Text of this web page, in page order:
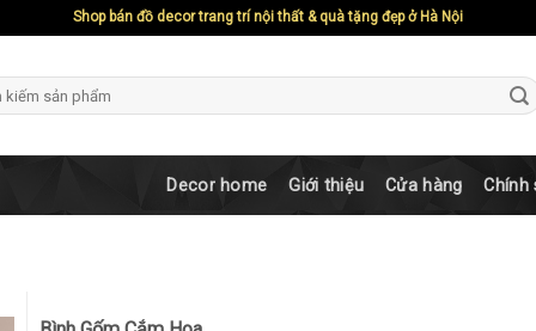
Shop bán đồ decor trang trí nội thất & quà tặng đẹp ở Hà Nội
Decor home Giới thiệu Cửa hàng Chính